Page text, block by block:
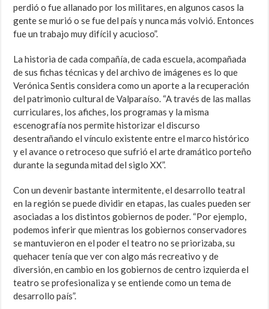
perdió o fue allanado por los militares, en algunos casos la
gente se murió o se fue del país y nunca más volvió. Entonces
fue un trabajo muy difícil y acucioso”.
La historia de cada compañía, de cada escuela, acompañada
de sus fichas técnicas y del archivo de imágenes es lo que
Verónica Sentis considera como un aporte a la recuperación
del patrimonio cultural de Valparaíso. “A través de las mallas
curriculares, los afiches, los programas y la misma
escenografía nos permite historizar el discurso
desentrañando el vínculo existente entre el marco histórico
y el avance o retroceso que sufrió el arte dramático porteño
durante la segunda mitad del siglo XX”.
Con un devenir bastante intermitente, el desarrollo teatral
en la región se puede dividir en etapas, las cuales pueden ser
asociadas a los distintos gobiernos de poder. “Por ejemplo,
podemos inferir que mientras los gobiernos conservadores
se mantuvieron en el poder el teatro no se priorizaba, su
quehacer tenía que ver con algo más recreativo y de
diversión, en cambio en los gobiernos de centro izquierda el
teatro se profesionaliza y se entiende como un tema de
desarrollo país”.